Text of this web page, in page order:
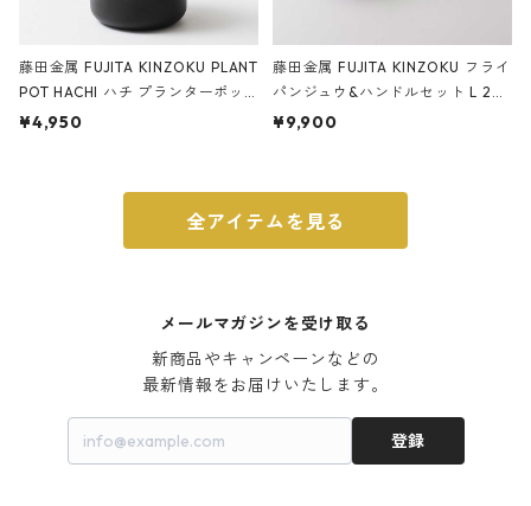
藤田金属 FUJITA KINZOKU PLANT
POT HACHI ハチ プランターポッ
ト 3号 ブラック
¥4,950
藤田金属 FUJITA KINZOKU フライ
パンジュウ&ハンドルセット L 24c
m ガス火・IH対応 鉄フライパン
¥9,900
全アイテムを見る
メールマガジンを受け取る
新商品やキャンペーンなどの
最新情報をお届けいたします。
登録